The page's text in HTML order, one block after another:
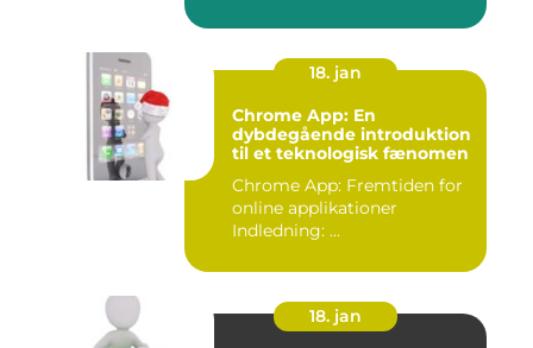
18. jan
Chrome App: En
dybdegående introduktion
til et teknologisk fænomen
Chrome App: Fremtiden for
online applikationer
Indledning: ...
18. jan